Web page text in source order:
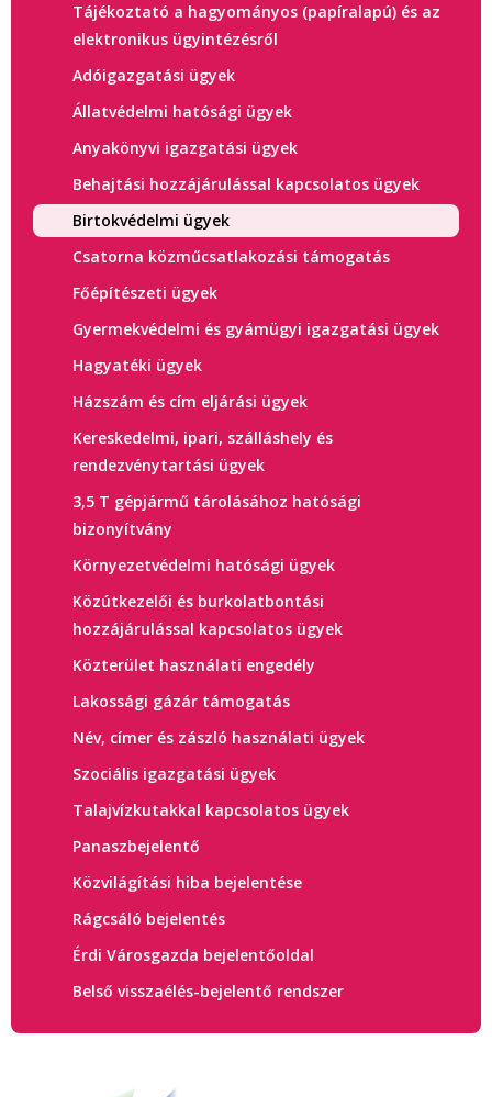
Tájékoztató a hagyományos (papíralapú) és az
elektronikus ügyintézésről
Adóigazgatási ügyek
Állatvédelmi hatósági ügyek
Anyakönyvi igazgatási ügyek
Behajtási hozzájárulással kapcsolatos ügyek
Birtokvédelmi ügyek
Csatorna közműcsatlakozási támogatás
Főépítészeti ügyek
Gyermekvédelmi és gyámügyi igazgatási ügyek
Hagyatéki ügyek
Házszám és cím eljárási ügyek
Kereskedelmi, ipari, szálláshely és
rendezvénytartási ügyek
3,5 T gépjármű tárolásához hatósági
bizonyítvány
Környezetvédelmi hatósági ügyek
Közútkezelői és burkolatbontási
hozzájárulással kapcsolatos ügyek
Közterület használati engedély
Lakossági gázár támogatás
Név, címer és zászló használati ügyek
Szociális igazgatási ügyek
Talajvízkutakkal kapcsolatos ügyek
Panaszbejelentő
Közvilágítási hiba bejelentése
Rágcsáló bejelentés
Érdi Városgazda bejelentőoldal
Belső visszaélés-bejelentő rendszer